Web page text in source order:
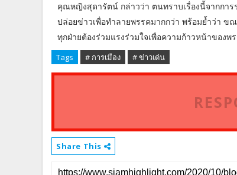
คุณหญิงสุดารัตน์ กล่าวว่า ตนทราบเรื่องนี้จากการ
ปล่อยข่าวเพื่อทำลายพรรคมากกว่า พร้อมย้ำว่า
ทุกฝ่ายต้องร่วมแรงร่วมใจเพื่อความก้าวหน้าของพ
Tags # การเมือง # ข่าวเด่น
Share This